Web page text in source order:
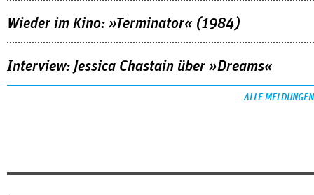
Wieder im Kino: »Terminator« (1984)
Interview: Jessica Chastain über »Dreams«
ALLE MELDUNGEN